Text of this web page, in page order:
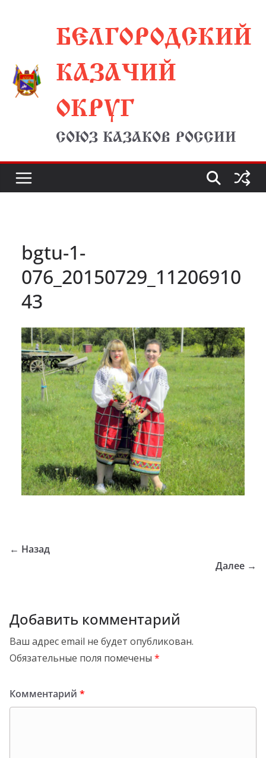
содержимомуБЕЛГОРОДСКИЙ
КАЗАЧИЙ
ОКРУГ
СОЮЗ КАЗАКОВ РОССИИ
bgtu-1-
076_20150729_11206910
43
← Назад
Далее →
Добавить комментарий
Ваш адрес email не будет опубликован.
Обязательные поля помечены *
Комментарий *